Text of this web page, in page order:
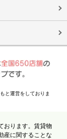
と運営をしておりま
おります。賃貸物
産に関することな